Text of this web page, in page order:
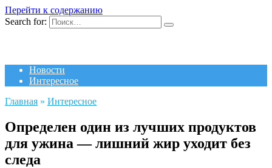
Перейти к содержанию
Search for:
Новости
Интересное
Главная » Интересное
Определен один из лучших продуктов
для ужина — лишний жир уходит без
следа